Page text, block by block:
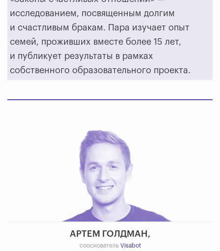
исследованием, посвященным долгим
и счастливым бракам. Пара изучает опыт
семей, проживших вместе более 15 лет,
и публикует результаты в рамках
собственного образовательного проекта.
АРТЕМ ГОЛДМАН,
сооснователь Visabot